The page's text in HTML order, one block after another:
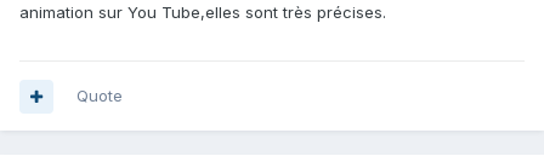
animation sur You Tube,elles sont très précises.
Quote